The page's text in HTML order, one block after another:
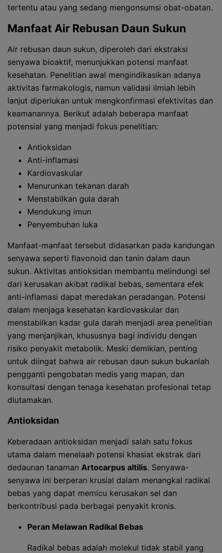
tertentu atau yang sedang mengonsumsi obat-obatan.
Manfaat Air Rebusan Daun Sukun
Air rebusan daun sukun, diperoleh dari ekstraksi
senyawa bioaktif, menunjukkan potensi manfaat
kesehatan. Penelitian awal mengindikasikan adanya
aktivitas farmakologis, namun validasi ilmiah lebih
lanjut diperlukan untuk mengkonfirmasi efektivitas dan
keamanannya. Berikut adalah beberapa manfaat
potensial yang menjadi fokus penelitian:
Antioksidan
Anti-inflamasi
Kardiovaskular
Menurunkan tekanan darah
Menstabilkan gula darah
Mendukung imun
Penyembuhan luka
Manfaat-manfaat tersebut didasarkan pada kandungan
senyawa seperti flavonoid dan tanin dalam daun
sukun. Aktivitas antioksidan membantu melindungi sel
dari kerusakan akibat radikal bebas, sementara efek
anti-inflamasi dapat meredakan peradangan. Potensi
dalam menjaga kesehatan kardiovaskular dan
menstabilkan kadar gula darah menjadi area penelitian
yang menjanjikan, khususnya bagi individu dengan
risiko penyakit metabolik. Meski demikian, penting
untuk diingat bahwa air rebusan daun sukun bukanlah
pengganti pengobatan medis yang mapan, dan
konsultasi dengan tenaga kesehatan profesional tetap
diutamakan.
Antioksidan
Keberadaan antioksidan menjadi salah satu fokus
utama dalam menelaah potensi khasiat ekstrak dari
dedaunan tanaman Artocarpus altilis. Senyawa-
senyawa ini berperan krusial dalam menangkal radikal
bebas yang dapat memicu kerusakan sel dan
berkontribusi pada berbagai penyakit kronis.
Peran Melawan Radikal Bebas
Radikal bebas adalah molekul tidak stabil yang